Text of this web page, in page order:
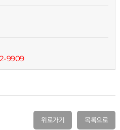
9909
위로가기 목록으로